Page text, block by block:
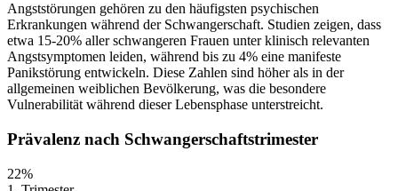
Angststörungen gehören zu den häufigsten psychischen
Erkrankungen während der Schwangerschaft. Studien zeigen, dass
etwa 15-20% aller schwangeren Frauen unter klinisch relevanten
Angstsymptomen leiden, während bis zu 4% eine manifeste
Panikstörung entwickeln. Diese Zahlen sind höher als in der
allgemeinen weiblichen Bevölkerung, was die besondere
Vulnerabilität während dieser Lebensphase unterstreicht.
Prävalenz nach Schwangerschaftstrimester
22%